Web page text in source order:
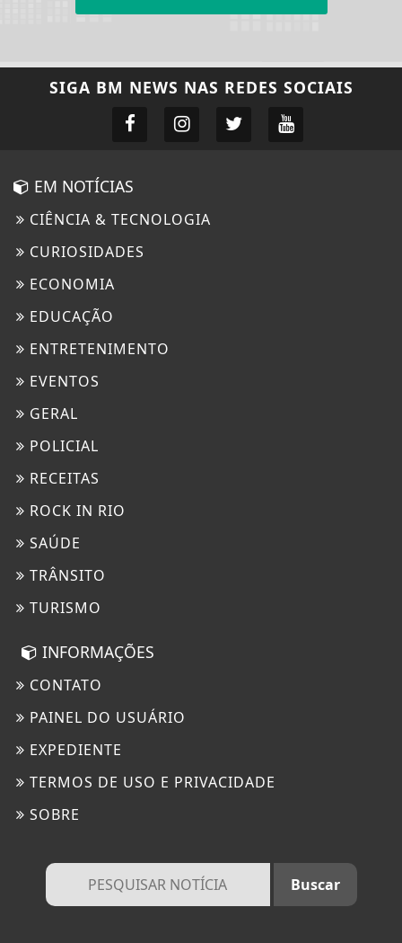
SIGA BM NEWS NAS REDES SOCIAIS
EM NOTÍCIAS
CIÊNCIA & TECNOLOGIA
CURIOSIDADES
ECONOMIA
EDUCAÇÃO
ENTRETENIMENTO
EVENTOS
GERAL
POLICIAL
RECEITAS
ROCK IN RIO
SAÚDE
TRÂNSITO
TURISMO
INFORMAÇÕES
CONTATO
PAINEL DO USUÁRIO
EXPEDIENTE
TERMOS DE USO E PRIVACIDADE
SOBRE